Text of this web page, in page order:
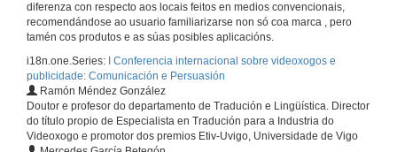
diferenza con respecto aos locais feitos en medios convencionais,
recomendándose ao usuario familiarizarse non só coa marca , pero
tamén cos produtos e as súas posibles aplicacións.
i18n.one.Series:
I Conferencia internacional sobre videoxogos e
publicidade: Comunicación e Persuasión
Ramón Méndez González
Doutor e profesor do departamento de Tradución e Lingüística. Director
do título propio de Especialista en Tradución para a Industria do
Videoxogo e promotor dos premios Etiv-Uvigo, Universidade de Vigo
eSports - Toxicidade e Integración social: Educación a través dos videoxogos
25 de out. de 2018
Rolda de preguntas. E-Sport
25 de out. de 2018